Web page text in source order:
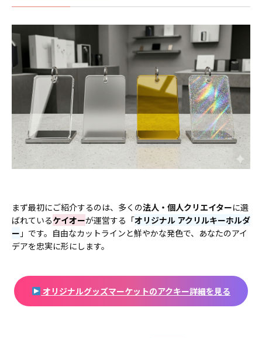
まず最初にご紹介するのは、多くの法人・個人クリエイターに選
ばれているケイオーが運営する「オリジナル アクリルキーホルダ
ー 」です。自由なカットラインと鮮やかな発色で、あなたのアイ
デアを忠実に形にします。
オリジナルグッズマーケットのアクキー詳細を見る